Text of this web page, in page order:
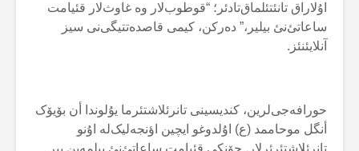
اۇلاراق تانئتئلماق‌تادئر؛ “قوطوب‌لار وە غاوث‌لار قئیامت
ساعاتئ‌نئ بیلیر،” دەرکن، کیمی قاصدەتتیگی‌نی سیز
آنلایئنئز.
حورافەجی‌لرین، کندیسینی تانرئلاشتئرما یۇلوندا أن بۆیۆک
أنگل موحاممد (ع) اۇلدوغو ایچین اؤنجەلیک‌لە اۇنو
تانرئلاشتئرئرلار. چۆنکی قئیامت ساعاتئ‌نئ بیلمەین بیر